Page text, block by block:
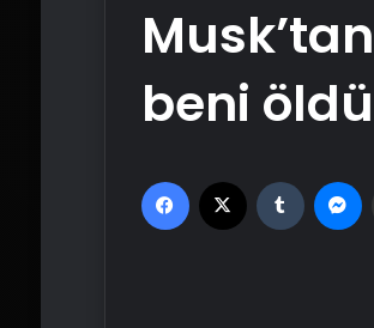
beni
Facebook Tumblr